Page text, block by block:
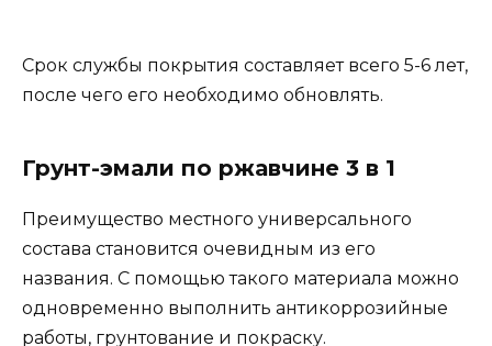
Срок службы покрытия составляет всего 5-6 лет,
после чего его необходимо обновлять.
Грунт-эмали по ржавчине 3 в 1
Преимущество местного универсального
состава становится очевидным из его
названия. С помощью такого материала можно
одновременно выполнить антикоррозийные
работы, грунтование и покраску.